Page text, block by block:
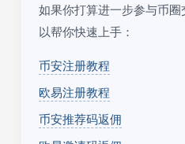
如果你打算进一步参与币
以帮你快速上手：
币安注册教程
欧易注册教程
币安推荐码返佣